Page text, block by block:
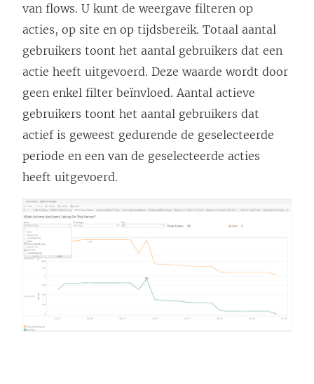
van flows. U kunt de weergave filteren op
acties, op site en op tijdsbereik. Totaal aantal
gebruikers toont het aantal gebruikers dat een
actie heeft uitgevoerd. Deze waarde wordt door
geen enkel filter beïnvloed. Aantal actieve
gebruikers toont het aantal gebruikers dat
actief is geweest gedurende de geselecteerde
periode en een van de geselecteerde acties
heeft uitgevoerd.